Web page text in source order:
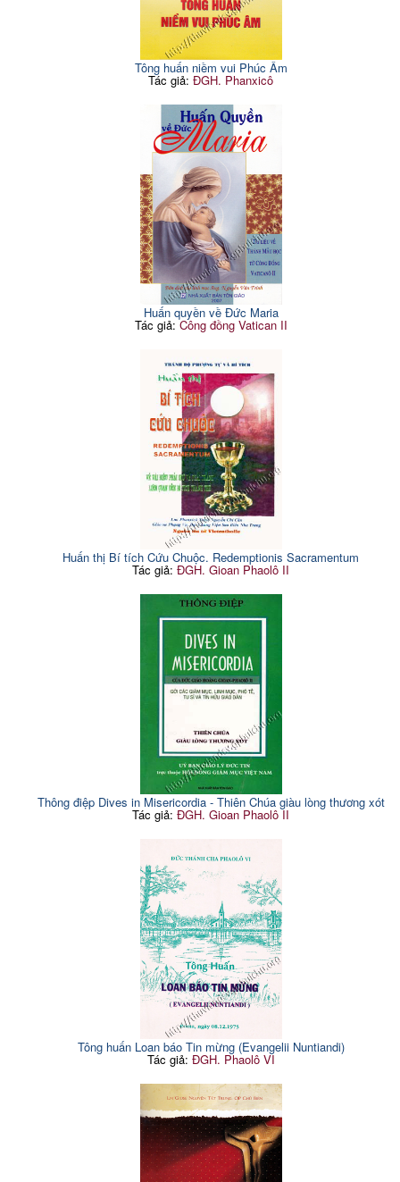
Tông huấn niềm vui Phúc Âm
Tác giả:ĐGH. Phanxicô
Huấn quyền về Đức Maria
Tác giả:Công đồng Vatican II
Huấn thị Bí tích Cứu Chuộc. Redemptionis Sacramentum
Tác giả:ĐGH. Gioan Phaolô II
Thông điệp Dives in Misericordia - Thiên Chúa giàu lòng thương xót
Tác giả:ĐGH. Gioan Phaolô II
Tông huấn Loan báo Tin mừng (Evangelii Nuntiandi)
Tác giả: ĐGH. Phaolô VI